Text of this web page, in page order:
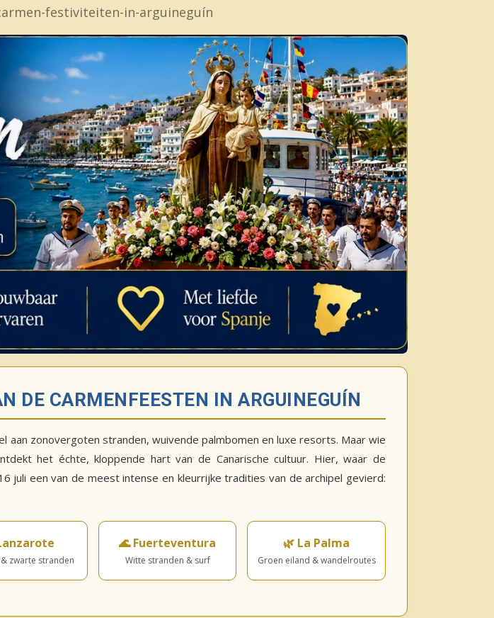
festiviteiten-in-arguineguín
DE CARMENFEESTEN IN ARGUINEGUÍN
aan zonovergoten stranden, wuivende palmbomen en luxe resorts. Maar wie
het échte, kloppende hart van de Canarische cultuur. Hier, waar de
juli een van de meest intense en kleurrijke tradities van de archipel gevierd:
zwarte stranden
🌊 Fuerteventura
Witte stranden & surf
🌿 La Palma
Groen eiland & wandelroutes